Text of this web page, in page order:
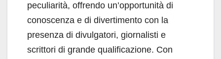
peculiarità, offrendo un’opportunità di
conoscenza e di divertimento con la
presenza di divulgatori, giornalisti e
scrittori di grande qualificazione. Con